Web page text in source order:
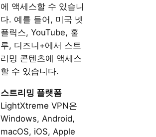
에 액세스할 수 있습니
다. 예를 들어, 미국 넷
플릭스, YouTube, 훌
루, 디즈니+에서 스트
리밍 콘텐츠에 액세스
할 수 있습니다.
스트리밍 플랫폼
LightXtreme VPN은
Windows, Android,
macOS, iOS, Apple